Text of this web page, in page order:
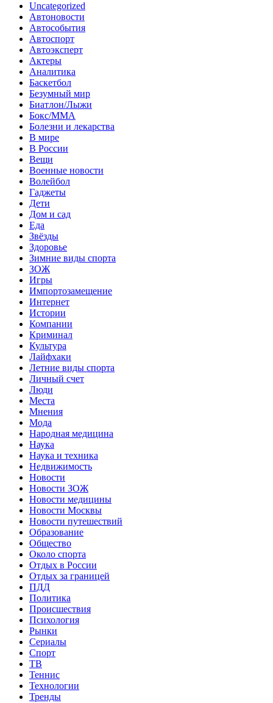
Uncategorized
Автоновости
Автособытия
Автоспорт
Автоэксперт
Актеры
Аналитика
Баскетбол
Безумный мир
Биатлон/Лыжи
Бокс/MMA
Болезни и лекарства
В мире
В России
Вещи
Военные новости
Волейбол
Гаджеты
Дети
Дом и сад
Еда
Звёзды
Здоровье
Зимние виды спорта
ЗОЖ
Игры
Импортозамещение
Интернет
Истории
Компании
Криминал
Культура
Лайфхаки
Летние виды спорта
Личный счет
Люди
Места
Мнения
Мода
Народная медицина
Наука
Наука и техника
Недвижимость
Новости
Новости ЗОЖ
Новости медицины
Новости Москвы
Новости путешествий
Образование
Общество
Около спорта
Отдых в России
Отдых за границей
ПДД
Политика
Происшествия
Психология
Рынки
Сериалы
Спорт
ТВ
Теннис
Технологии
Тренды